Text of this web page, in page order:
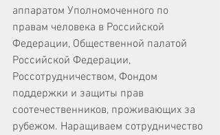
аппаратом Уполномоченного по
правам человека в Российской
Федерации, Общественной палатой
Российской Федерации,
Россотрудничеством, Фондом
поддержки и защиты прав
соотечественников, проживающих за
рубежом. Наращиваем сотрудничество